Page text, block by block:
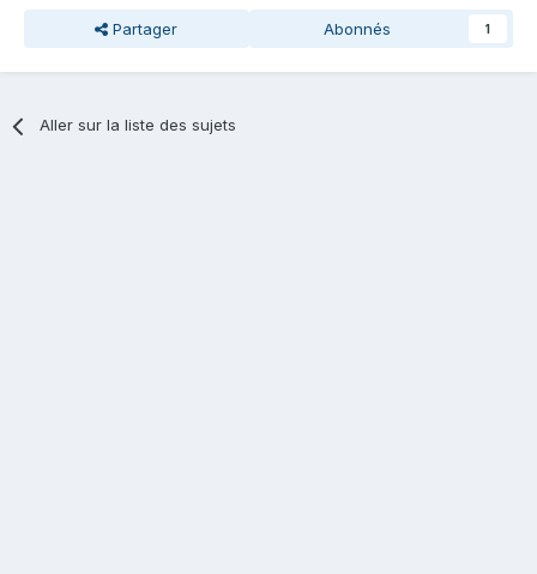
Partager Abonnés 1
Aller sur la liste des sujets